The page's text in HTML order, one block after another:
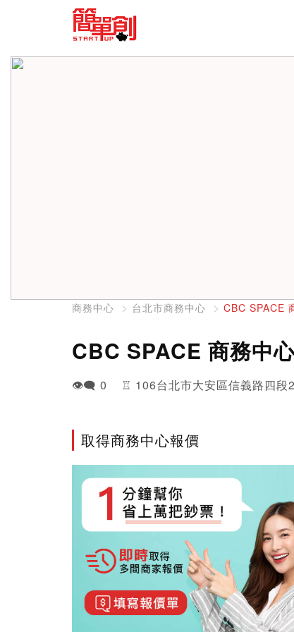
商務中心 台北市商務中心 CBC SPACE
CBC SPACE 商務中
👁️‍🗨️ 0 ♖ 106台北市大安區信義路四段
取得商務中心報價